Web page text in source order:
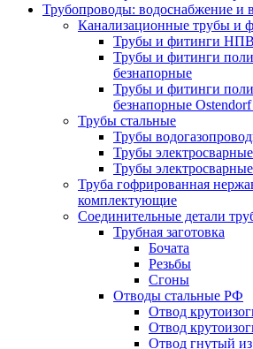
Трубопроводы: водоснабжение и
Канализационные трубы и
Трубы и фитинги
Трубы и фитинги
безнапорные
Трубы и фитинги
безнапорные
Трубы стальные
Трубы
Трубы
Трубы
Труба гофрированная
комплектующие
Соединительные детали
Трубная заготовка
Бочата
Резьбы
Сгоны
Отводы стальные РФ
Отвод
Отвод
Отвод гнутый